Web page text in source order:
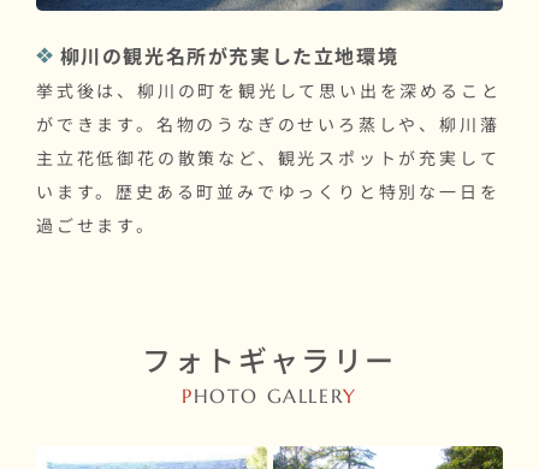
柳川の観光名所が充実した立地環境
挙式後は、柳川の町を観光して思い出を深めること
ができます。名物のうなぎのせいろ蒸しや、柳川藩
主立花低御花の散策など、観光スポットが充実して
います。歴史ある町並みでゆっくりと特別な一日を
過ごせます。
フォトギャラリー
PHOTO GALLERY